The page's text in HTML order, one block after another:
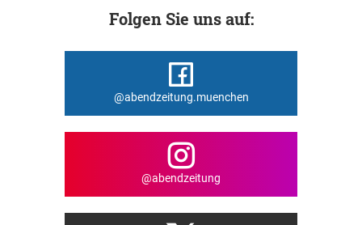
Folgen Sie uns auf:
@abendzeitung.muenchen
@abendzeitung